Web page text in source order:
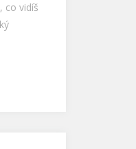
co vidíš